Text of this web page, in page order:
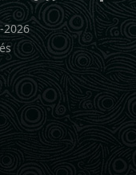
2026